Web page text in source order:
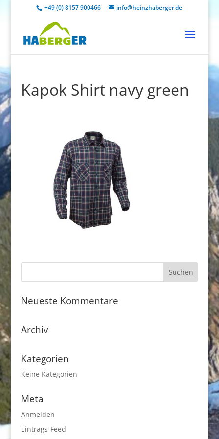
+49 (0) 8157 900466 info@heinzhaberger.de
Kapok Shirt navy green
Neueste Kommentare
Archiv
Kategorien
Keine Kategorien
Meta
Anmelden
Eintrags-Feed